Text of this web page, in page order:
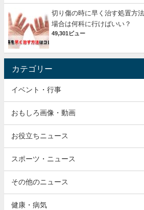
切り傷の時に早く治す処置方
場合は何科に行けばいい？
49,301ビュー
カテゴリー
イベント・行事
おもしろ画像・動画
お役立ちニュース
スポーツ・ニュース
その他のニュース
健康・病気